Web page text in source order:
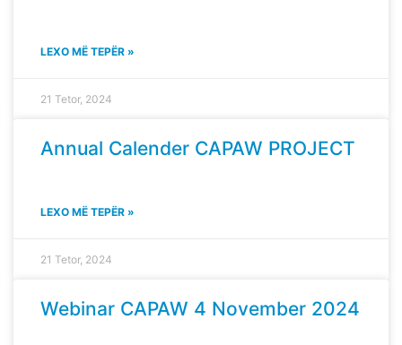
LEXO MË TEPËR »
21 Tetor, 2024
Annual Calender CAPAW PROJECT
LEXO MË TEPËR »
21 Tetor, 2024
Webinar CAPAW 4 November 2024